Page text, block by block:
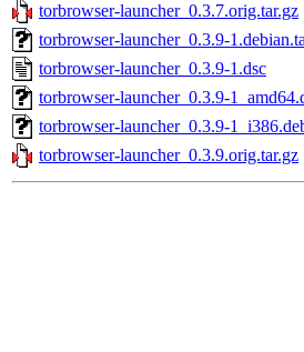
torbrowser-launcher_0.3.7.orig.tar.gz
torbrowser-launcher_0.3.9-
torbrowser-launcher_0.3.9-1.dsc
torbrowser-launcher_0.3.9-
torbrowser-launcher_0.3.9-
torbrowser-launcher_0.3.9.orig.tar.gz